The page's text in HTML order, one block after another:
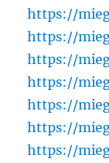
https://
https://
https://
https://
https://
https://
https://